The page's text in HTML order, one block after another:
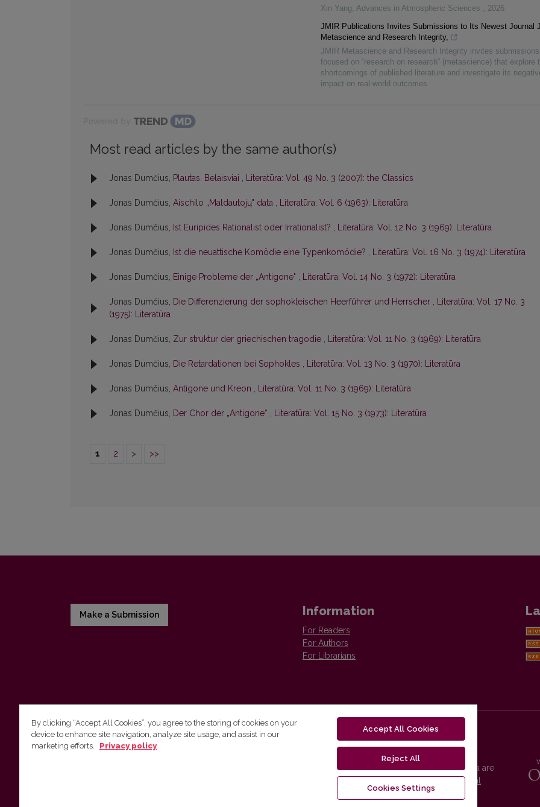
Xin Yang, Advances in Atmospheric Sciences , 2026
JMIR Publications Invites Submissions to Its Newest Journal
Metascience and Research Integrity,
JMIR Metascience and Research Integrity invites submissions
focused on “research on research” (metascience) that explore
shortcomings of published literature and investigate its
impact on real-world outcomes
Most read articles by the same author(s)
Jonas Dumčius, Plautas. Belaisviai , Literatūra: Vol. 49 No. 3 (2007): the Classics
Jonas Dumčius, Aischilo „Maldautojų" data , Literatūra: Vol. 6 (1963): Literatūra
Jonas Dumčius, Ist Euripides Rationalist oder Irrationalist? , Literatūra: Vol. 12 No. 3 (1969): Literatūra
Jonas Dumčius, Ist die neuattische Komödie eine Typenkomödie? , Literatūra: Vol. 16 No. 3 (1974): Literatūra
Jonas Dumčius, Einige Probleme der „Antigone" , Literatūra: Vol. 14 No. 3 (1972): Literatūra
Jonas Dumčius, Die Differenzierung der sophokleischen Heerführer und Herrscher , Literatūra: Vol. 17 No. 3
(1975): Literatūra
Jonas Dumčius, Zur struktur der griechischen tragodie , Literatūra: Vol. 11 No. 3 (1969): Literatūra
Jonas Dumčius, Die Retardationen bei Sophokles , Literatūra: Vol. 13 No. 3 (1970): Literatūra
Jonas Dumčius, Antigone und Kreon , Literatūra: Vol. 11 No. 3 (1969): Literatūra
Jonas Dumčius, Der Chor der „Antigone“ , Literatūra: Vol. 15 No. 3 (1973): Literatūra
1 2 > >>
Make a Submission Information
For Readers
For Authors
For Librarians
Vilnius University Press
Vilnius University Press platform and metadata are
distributed by
Creative Commons International
By clicking “Accept All Cookies”, you agree to the storing of cookies on your
device to enhance site navigation, analyze site usage, and assist in our
marketing efforts.
Privacy policy
Accept All Cookies
Reject All
Cookies Settings